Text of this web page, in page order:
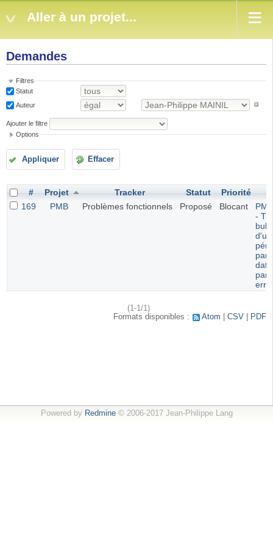
Aller à un projet...
Demandes
Filtres
Statut
Auteur
Ajouter le filtre
Options
Appliquer Effacer
# Projet Tracker Statut Priorité
169
PMB Problèmes fonctionnels Proposé Blocant
- Tri
d'un
par
(1-1/1)
Formats disponibles :
Atom CSV PDF
Powered by Redmine© 2006-2017 Jean-Philippe Lang